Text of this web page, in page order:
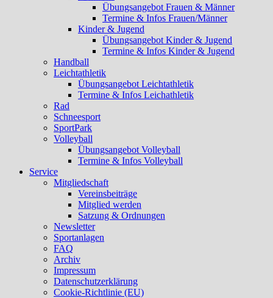
Übungsangebot Frauen & Männer
Termine & Infos Frauen/Männer
Kinder & Jugend
Übungsangebot Kinder & Jugend
Termine & Infos Kinder & Jugend
Handball
Leichtathletik
Übungsangebot Leichtathletik
Termine & Infos Leichathletik
Rad
Schneesport
SportPark
Volleyball
Übungsangebot Volleyball
Termine & Infos Volleyball
Service
Mitgliedschaft
Vereinsbeiträge
Mitglied werden
Satzung & Ordnungen
Newsletter
Sportanlagen
FAQ
Archiv
Impressum
Datenschutzerklärung
Cookie-Richtlinie (EU)